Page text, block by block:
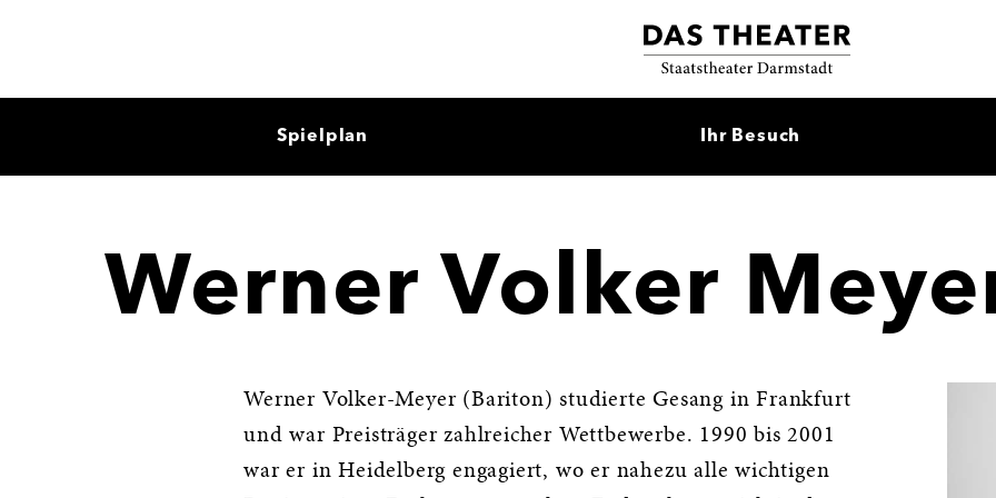
Spielplan Ihr Besuch
Werner Volker
Werner Volker-Meyer (Bariton) studierte Gesang in Frankfurt
und war Preisträger zahlreicher Wettbewerbe. 1990 bis 2001
war er in Heidelberg engagiert, wo er nahezu alle wichtigen